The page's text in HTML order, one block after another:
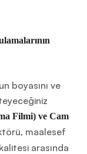
boyasını ve
Filmi) ve Cam
maalesef
arasında